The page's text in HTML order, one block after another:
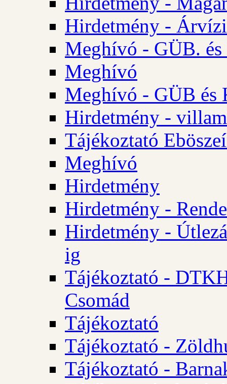
Hirdetmény -
Meghívó - GÜB.
Meghívó
Meghívó - GÜB és
Hirdetmény -
Tájékoztató
Meghívó
Hirdetmény
Hirdetmény -
Hirdetmény -
ig
Tájékoztató -
Csomád
Tájékoztató
Tájékoztató -
Tájékoztató -